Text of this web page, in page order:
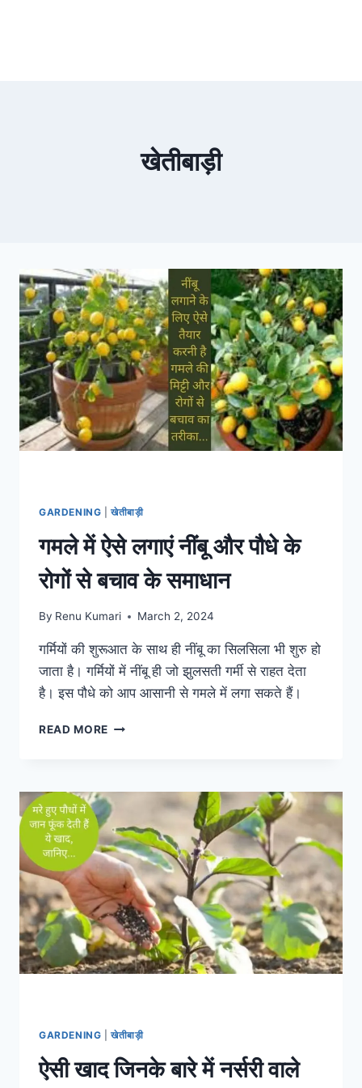
खेतीबाड़ी
GARDENING |खेतीबाड़ी
गमले में ऐसे लगाएं नींबू और पौधे के
रोगों से बचाव के समाधान
By Renu Kumari March 2, 2024
गर्मियों की शुरूआत के साथ ही नींबू का सिलसिला भी शुरु हो
जाता है। गर्मियों में नींबू ही जो झुलसती गर्मी से राहत देता
है। इस पौधे को आप आसानी से गमले में लगा सकते हैं।
READ MORE गमले
नींबू
और
पौधे
के
रोगों
से
बचाव
के
समाधान
GARDENING |खेतीबाड़ी
ऐसी खाद जिनके बारे में नर्सरी वाले